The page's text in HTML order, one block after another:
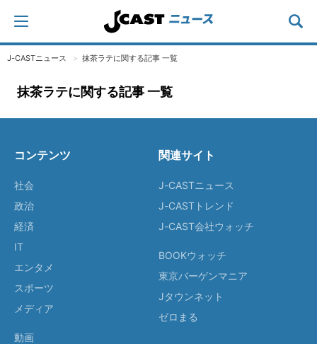
J-CASTニュース 抹茶ラテに関する記事 一覧
抹茶ラテに関する記事 一覧
コンテンツ
社会
政治
経済
IT
エンタメ
スポーツ
メディア
動画
関連サイト
J-CASTニュース
J-CASTトレンド
J-CAST会社ウォッチ
BOOKウォッチ
東京バーゲンマニア
Jタウンネット
ゼロまる